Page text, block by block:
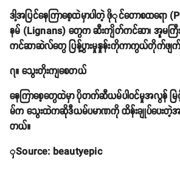
ဒါ့အပြင်နေကြာစေ့ထဲမှာပါတဲ့ ဖိုုင်တောစထရော
နမ် (Lignans) တွေက ဆီးကျိတ်ကင်ဆာ၊ အူမကြီ
ကင်ဆာဆဲလ်တွေ ပြန့်ပွားမှုနှုန်းကိုကာကွယ်တိုက်ဖျက်
၇။ သွေးတိုးကျစေတယ်
နေကြာစေ့တွေထဲမှာ ပိုတက်ဆီယမ်ပါဝင်မှုအလွန် မ
မ်က သွေးထဲကဆိုဒီယမ်ပမာဏကို ထိန်းချုပ်ပေးတဲ့အ
တယ်။
ှSource: beautyepic